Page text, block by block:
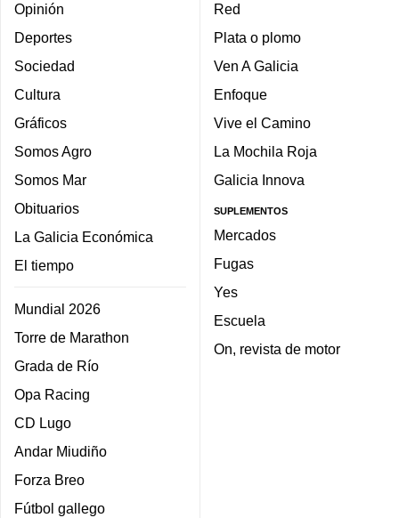
Opinión
Deportes
Sociedad
Cultura
Gráficos
Somos Agro
Somos Mar
Obituarios
La Galicia Económica
El tiempo
Mundial 2026
Torre de Marathon
Grada de Río
Opa Racing
CD Lugo
Andar Miudiño
Forza Breo
Fútbol gallego
Red
Plata o plomo
Ven A Galicia
Enfoque
Vive el Camino
La Mochila Roja
Galicia Innova
SUPLEMENTOS
Mercados
Fugas
Yes
Escuela
On, revista de motor